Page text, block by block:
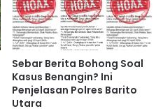
Sebar Berita Bohong Soal
Kasus Benangin? Ini
Penjelasan Polres Barito
Utara